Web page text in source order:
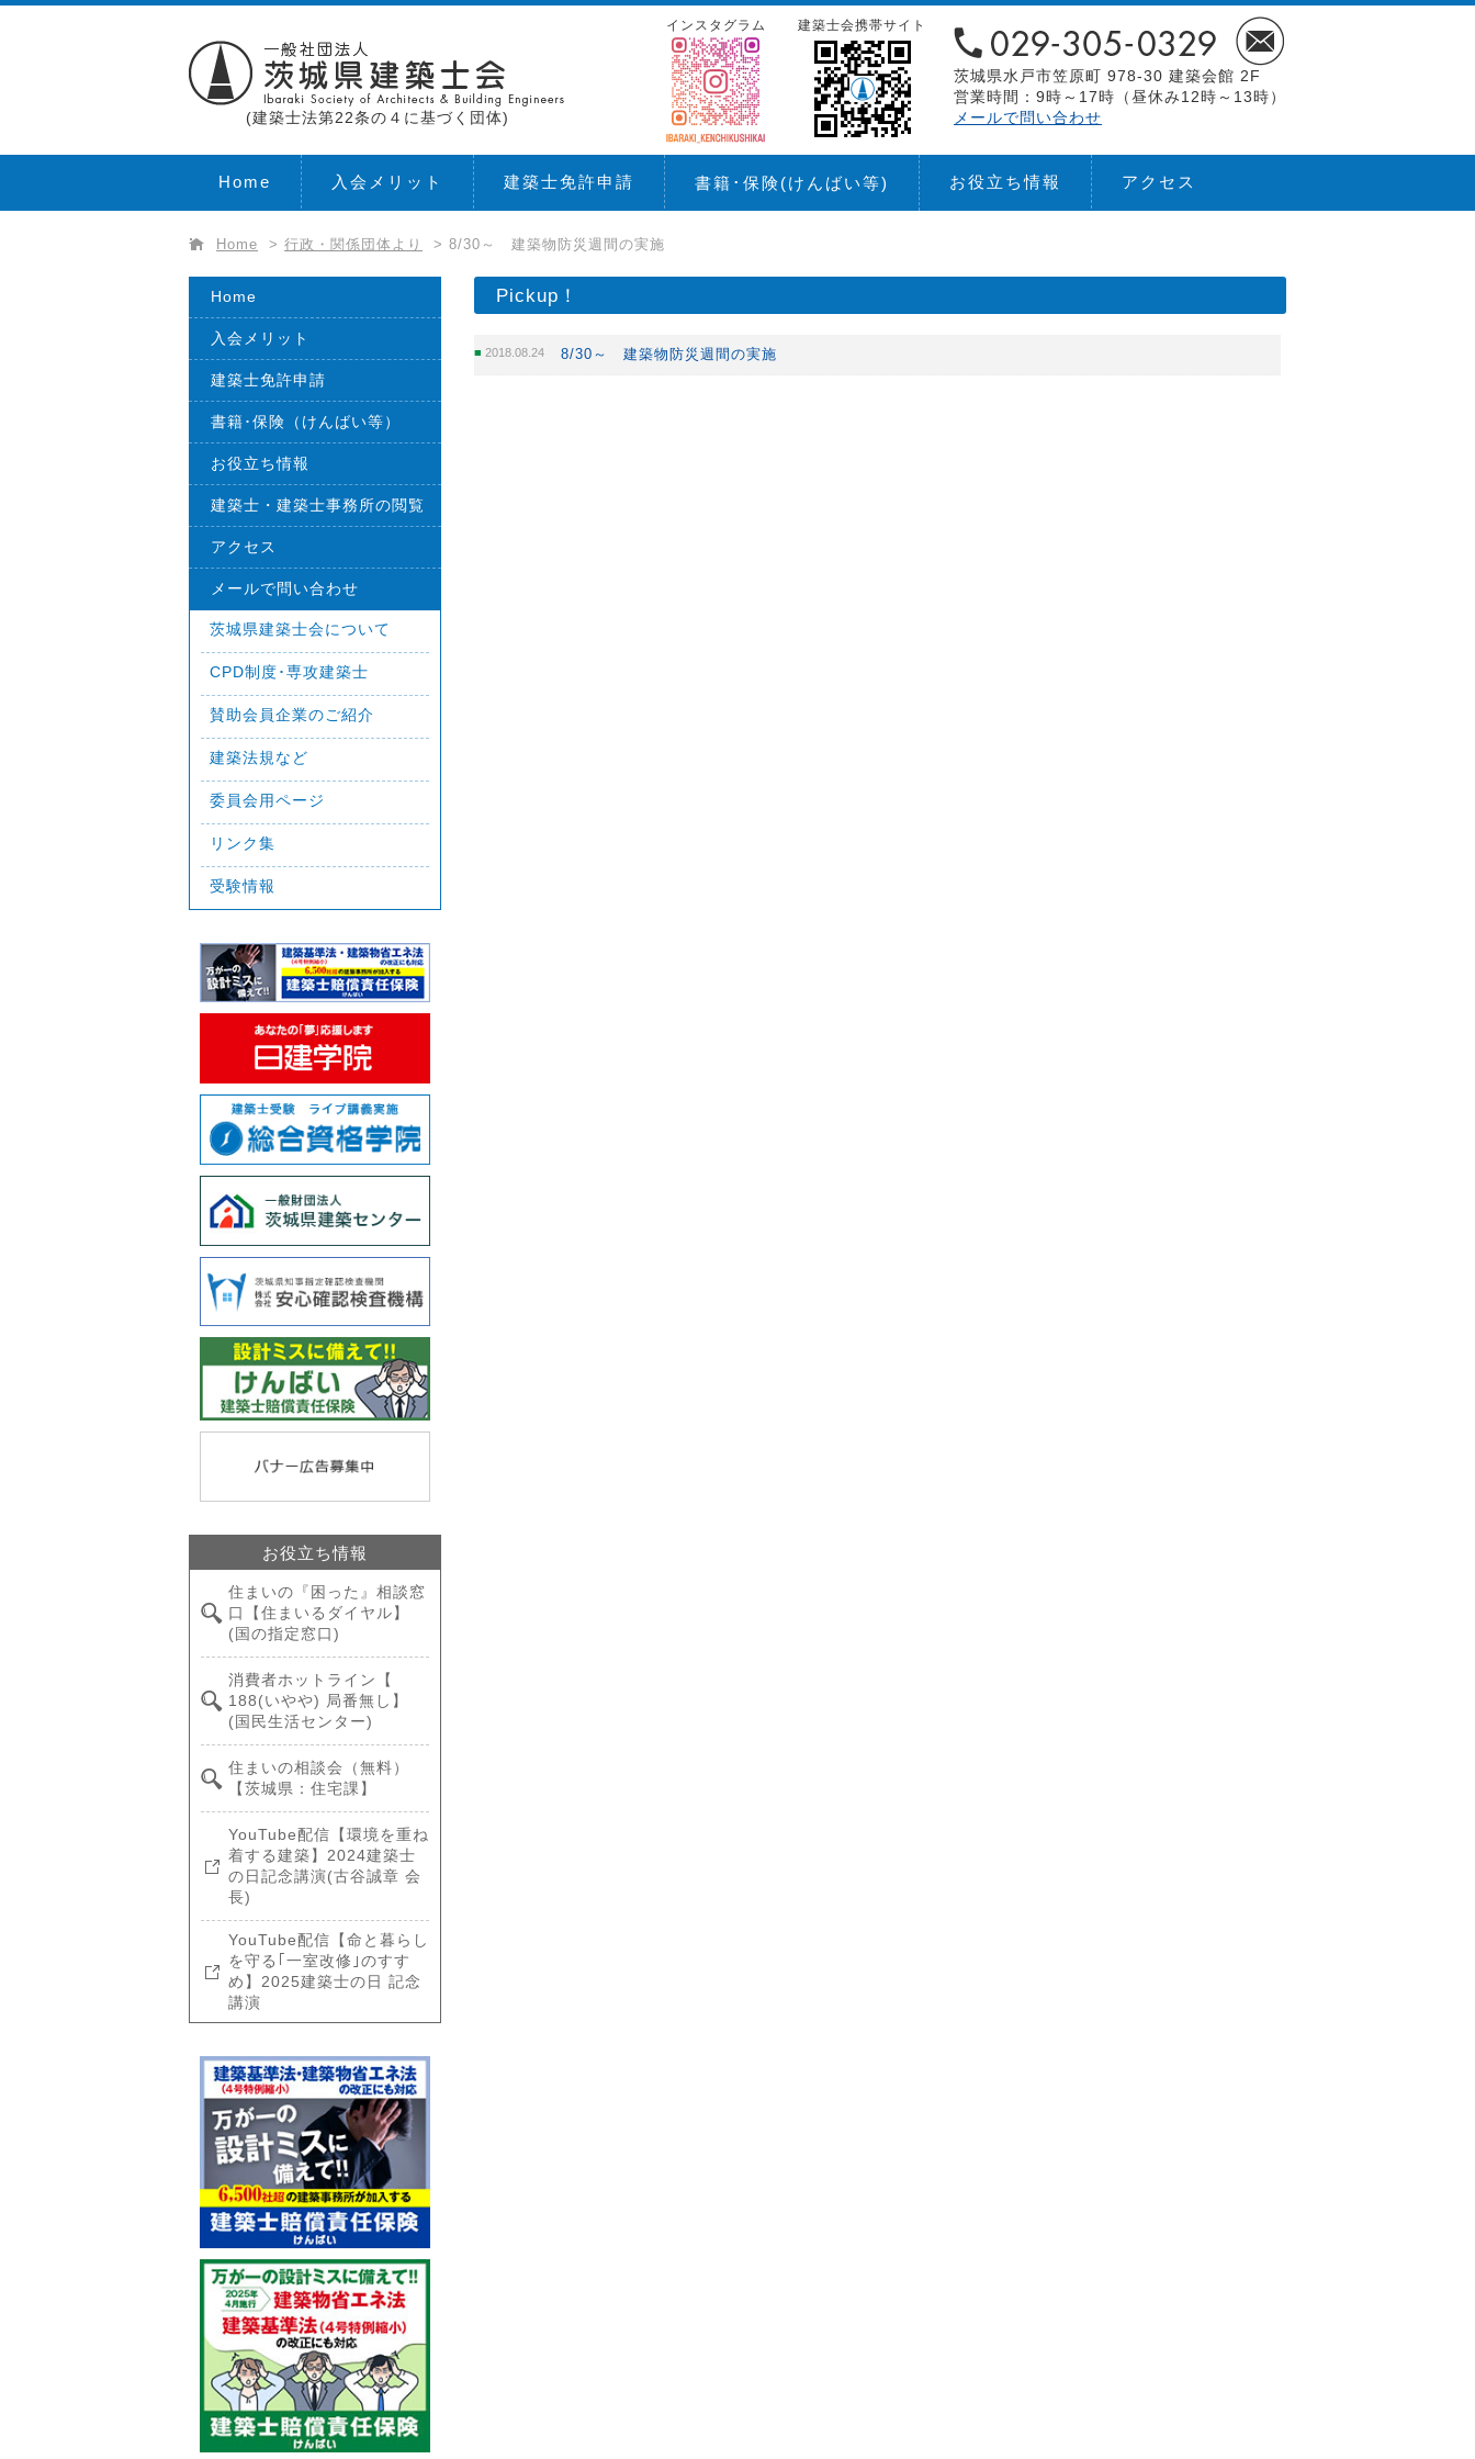
(建築士法第22条の４に基づく団体)
茨城県水戸市笠原町 978-30 建築会館 2F
営業時間：9時～17時（昼休み12時～13時）
メールで問い合わせ
建築士会携帯サイト
インスタグラム
Home 入会メリット 建築士免許申請 書籍･保険(けんばい等) お役立ち情報 アクセス
Home > 行政・関係団体より > 8/30～ 建築物防災週間の実施
Pickup！
2018.08.24 8/30～ 建築物防災週間の実施
Home
入会メリット
建築士免許申請
書籍･保険（けんばい等）
お役立ち情報
建築士・建築士事務所の閲覧
アクセス
メールで問い合わせ
茨城県建築士会について
CPD制度･専攻建築士
賛助会員企業のご紹介
建築法規など
委員会用ページ
リンク集
受験情報
お役立ち情報
住まいの『困った』相談窓
口【住まいるダイヤル】
(国の指定窓口)
消費者ホットライン【
188(いやや) 局番無し】
(国民生活センター)
住まいの相談会（無料）
【茨城県：住宅課】
YouTube配信【環境を重ね
着する建築】2024建築士
の日記念講演(古谷誠章 会
長)
YouTube配信【命と暮らし
を守る｢一室改修｣のすす
め】2025建築士の日 記念
講演